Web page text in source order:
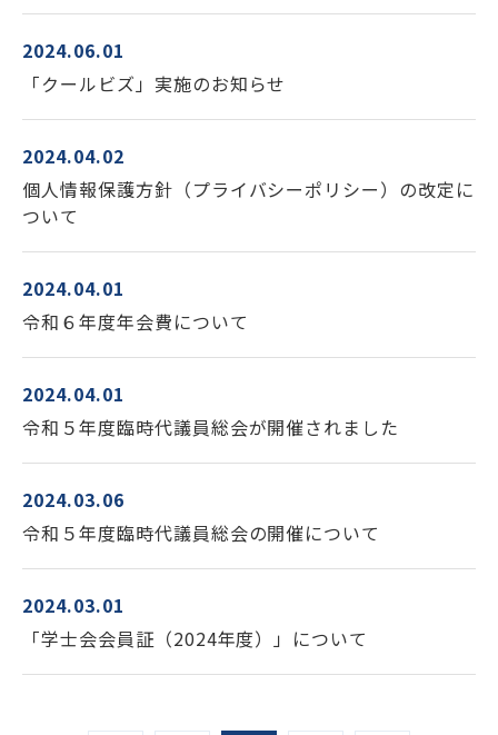
2024.06.01
「クールビズ」実施のお知らせ
2024.04.02
個人情報保護方針（プライバシーポリシー）の改定に
ついて
2024.04.01
令和６年度年会費について
2024.04.01
令和５年度臨時代議員総会が開催されました
2024.03.06
令和５年度臨時代議員総会の開催について
2024.03.01
「学士会会員証（2024年度）」について